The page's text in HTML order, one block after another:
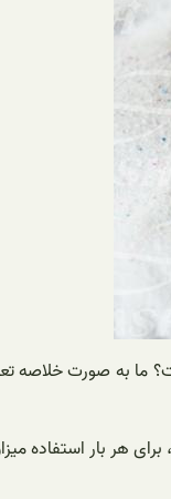
لباسشویی چیست؟ ما به
هر بار استفاده